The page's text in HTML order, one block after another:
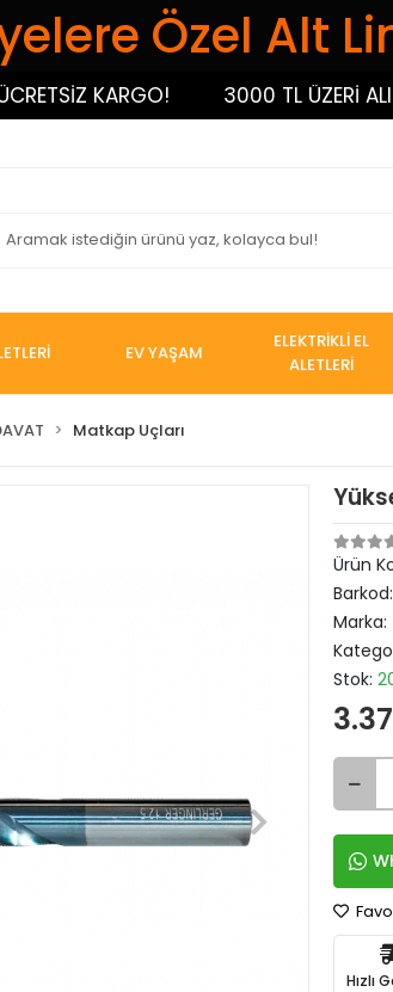
Özel Alt
KARGO! 3000 TL ÜZERİ
EV YAŞAM
ELEKTRİKLİ EL
ALETLERİ
Matkap Uçları
Ürün
Barkod:
Marka:
Stok:
Hızlı